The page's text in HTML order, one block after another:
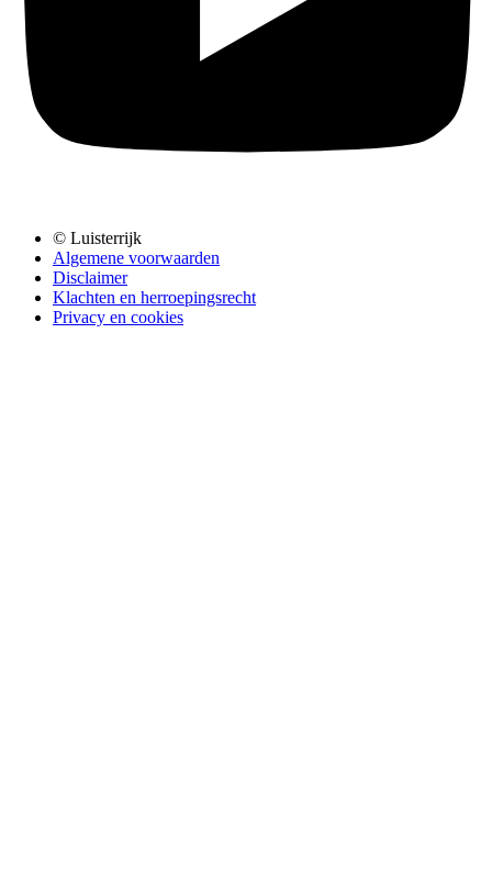
© Luisterrijk
Algemene voorwaarden
Disclaimer
Klachten en herroepingsrecht
Privacy en cookies